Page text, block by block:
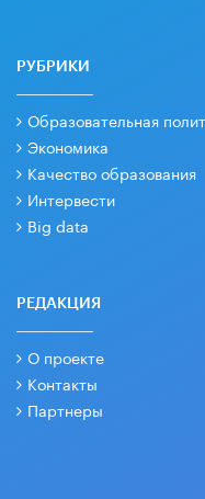
РУБРИКИ
Образовательная
Экономика
Качество образования
Интервести
Big data
РЕДАКЦИЯ
О проекте
Контакты
Партнеры